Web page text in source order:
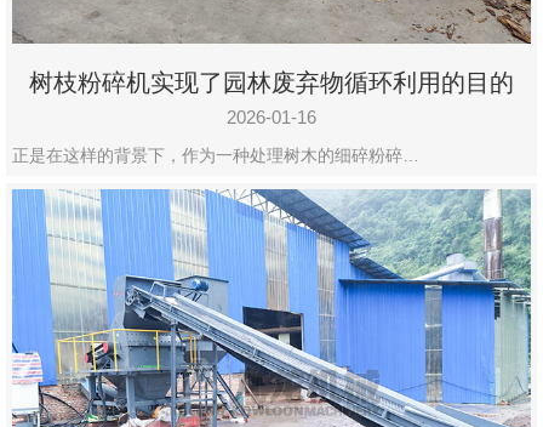
树枝粉碎机实现了园林废弃物循环利用的目的
2026-01-16
正是在这样的背景下，作为一种处理树木的细碎粉碎…